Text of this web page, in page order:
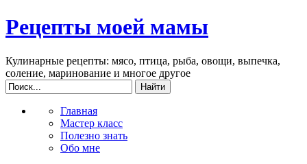
Рецепты моей мамы
Кулинарные рецепты: мясо, птица, рыба, овощи, выпечка,
соление, маринование и многое другое
Главная
Мастер класс
Полезно знать
Обо мне